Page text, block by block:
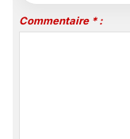
Commentaire * :